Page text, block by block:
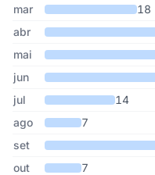
mar 18
abr
mai
jun
jul 14
ago
7
set
out 7